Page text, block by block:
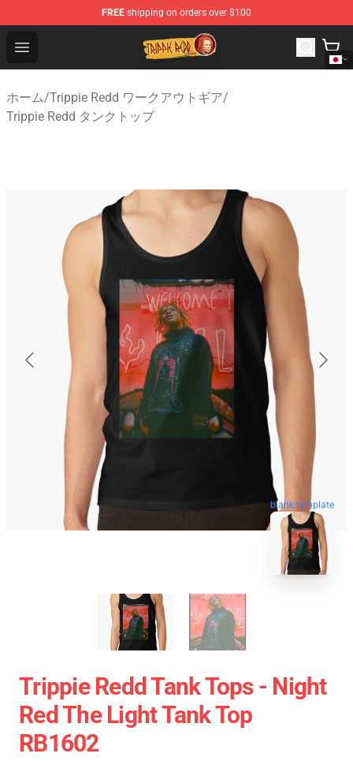
FREE shipping on orders over $100
Open menu
Trippie Redd Store - Official Trippie Redd Merchandise
ホーム/Trippie Redd ワークアウトギア/
Trippie Redd タンクトップ
blank template
Trippie Redd Tank Tops - Night
Red The Light Tank Top
RB1602